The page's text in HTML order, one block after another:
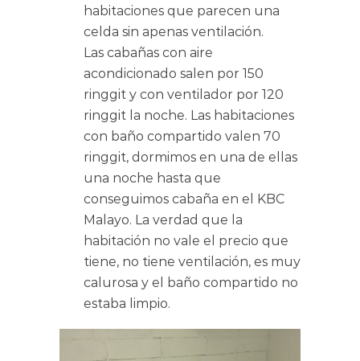
habitaciones que parecen una
celda sin apenas ventilación.
Las cabañas con aire
acondicionado salen por 150
ringgit y con ventilador por 120
ringgit la noche. Las habitaciones
con baño compartido valen 70
ringgit, dormimos en una de ellas
una noche hasta que
conseguimos cabaña en el KBC
Malayo. La verdad que la
habitación no vale el precio que
tiene, no tiene ventilación, es muy
calurosa y el baño compartido no
estaba limpio.